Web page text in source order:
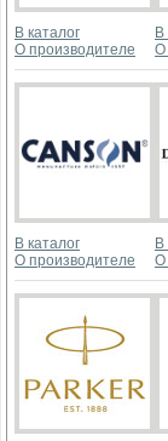
В каталог
О производителе
В
О
В каталог
О производителе
В
О